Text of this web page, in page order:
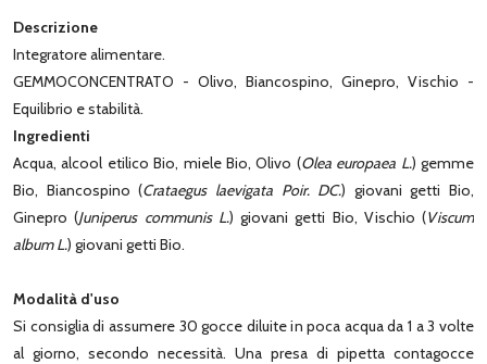
Descrizione
Integratore alimentare.
GEMMOCONCENTRATO - Olivo, Biancospino, Ginepro, Vischio -
Equilibrio e stabilità.
Ingredienti
Acqua, alcool etilico Bio, miele Bio, Olivo (Olea europaea L.) gemme
Bio, Biancospino (Crataegus laevigata Poir. DC.) giovani getti Bio,
Ginepro (Juniperus communis L.) giovani getti Bio, Vischio (Viscum
album L.) giovani getti Bio.
Modalità d'uso
Si consiglia di assumere 30 gocce diluite in poca acqua da 1 a 3 volte
al giorno, secondo necessità. Una presa di pipetta contagocce